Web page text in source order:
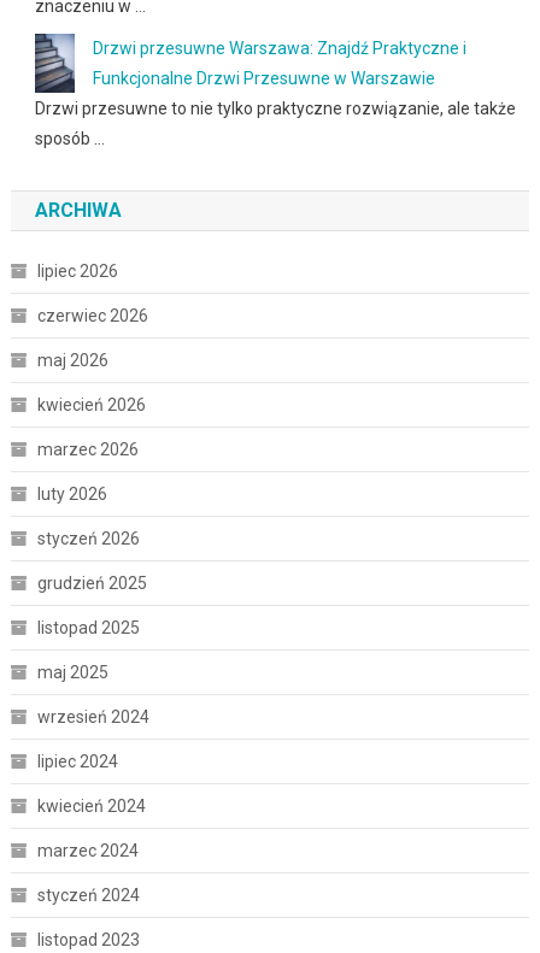
znaczeniu w …
Drzwi przesuwne Warszawa: Znajdź Praktyczne i
Funkcjonalne Drzwi Przesuwne w Warszawie
Drzwi przesuwne to nie tylko praktyczne rozwiązanie, ale także
sposób …
ARCHIWA
lipiec 2026
czerwiec 2026
maj 2026
kwiecień 2026
marzec 2026
luty 2026
styczeń 2026
grudzień 2025
listopad 2025
maj 2025
wrzesień 2024
lipiec 2024
kwiecień 2024
marzec 2024
styczeń 2024
listopad 2023